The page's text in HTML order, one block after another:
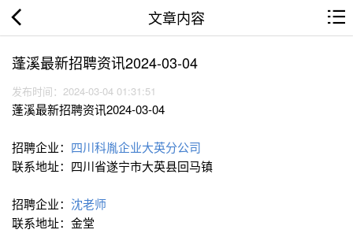
文章内容
蓬溪最新招聘资讯2024-03-04
发布时间：2024-03-04 01:31:51
蓬溪最新招聘资讯2024-03-04
招聘企业： 四川科胤企业大英分公司
联系地址：四川省遂宁市大英县回马镇
招聘企业： 沈老师
联系地址：金堂